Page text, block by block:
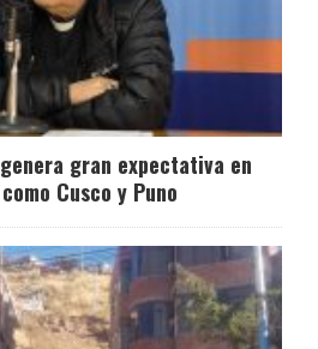
gran expectativa en
Cusco y Puno